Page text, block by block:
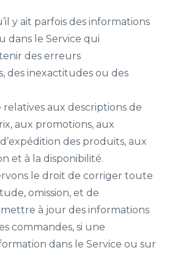
y ait parfois des informations
dans le Service qui
des erreurs
des inexactitudes ou des
aux descriptions de
aux promotions, aux
des produits, aux
et à la disponibilité.
le droit de corriger toute
omission, et de
à jour des informations
commandes, si une
dans le Service ou sur